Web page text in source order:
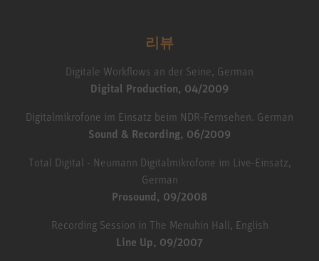
리뷰
Digitale Workflows an der Seine, German
Digital Production, 04/2009
Digitalmikrofone im Einsatz beim NDR-Fernsehen. German
Sound & Recording, 06/2009
Total Digital - Neumann Digitalmikrofone im Live-Einsatz,
German
Prosound, 09/2008
Recording Session in The Menuhin Hall, English
Line Up, 09/2007